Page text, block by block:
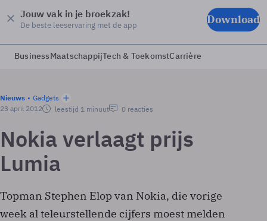
Jouw vak in je broekzak!
De beste leeservaring met de app Download
BusinessMaatschappijTech & ToekomstCarrière
Nieuws
Gadgets
23 april 2012
leestijd 1 minuut 0 reacties
Nokia verlaagt prijs
Lumia
Topman Stephen Elop van Nokia, die vorige
week al teleurstellende cijfers moest melden